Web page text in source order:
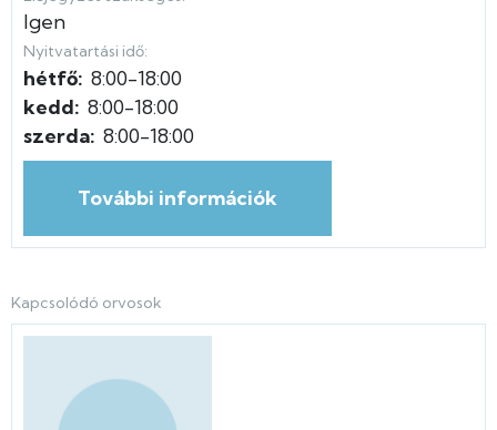
Igen
Nyitvatartási idő:
hétfő: 8:00-18:00
kedd: 8:00-18:00
szerda: 8:00-18:00
További információk
Kapcsolódó orvosok